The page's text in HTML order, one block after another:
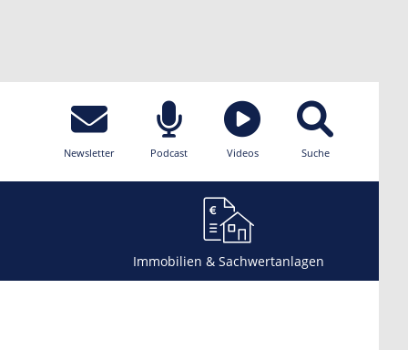
Newsletter Podcast Videos Suche
Immobilien & Sachwertanlagen